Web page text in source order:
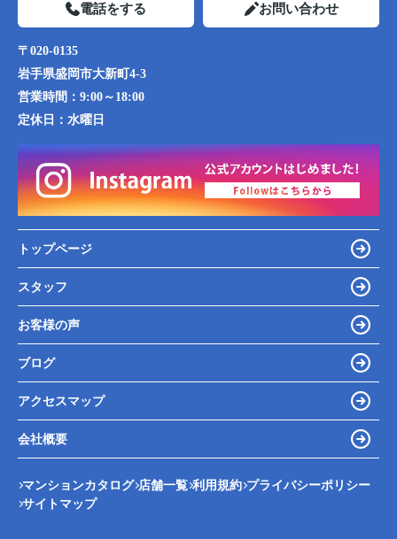
電話をする お問い合わせ
〒020-0135
岩手県盛岡市大新町4-3
営業時間： 9:00～18:00
定休日： 水曜日
トップページ
スタッフ
お客様の声
ブログ
アクセスマップ
会社概要
マンションカタログ 店舗一覧 利用規約 プライバシーポリシー
サイトマップ